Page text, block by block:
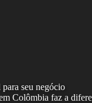
seu negócio
Colômbia faz a